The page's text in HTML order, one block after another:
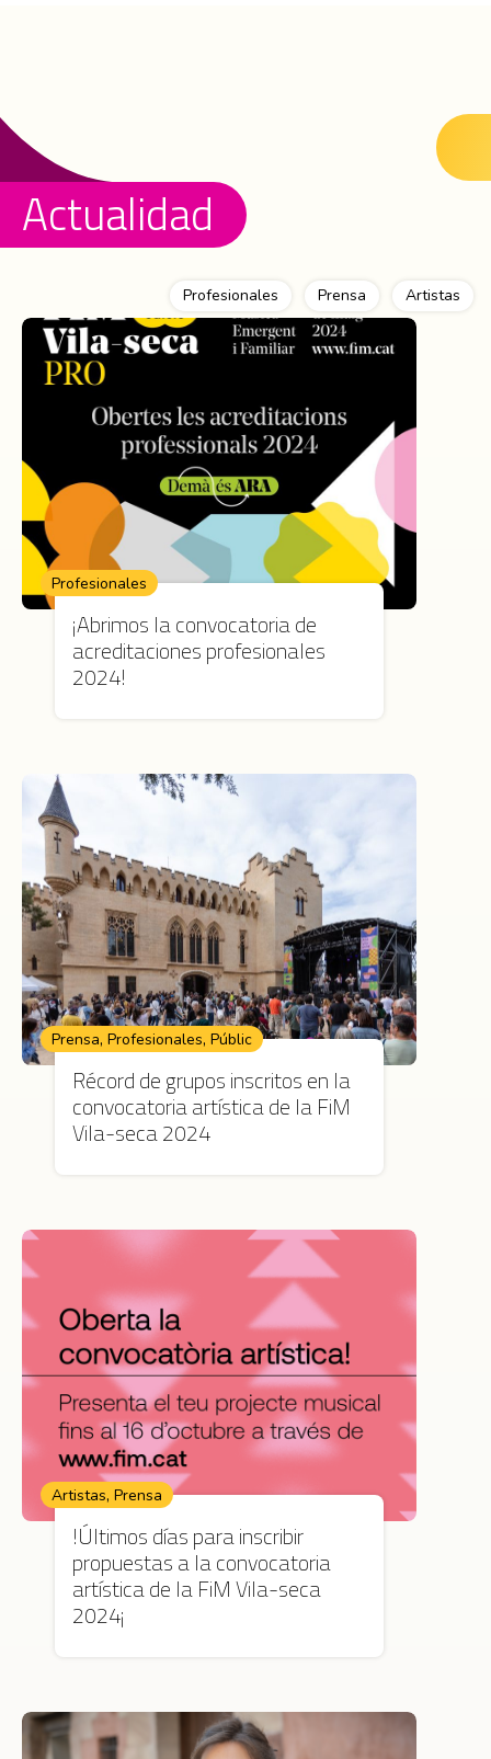
Actualidad
Profesionales Prensa Artistas
Profesionales
¡Abrimos la convocatoria de
acreditaciones profesionales
2024!
Prensa, Profesionales, Públic
Récord de grupos inscritos en la
convocatoria artística de la FiM
Vila-seca 2024
Artistas, Prensa
!Últimos días para inscribir
propuestas a la convocatoria
artística de la FiM Vila-seca
2024¡